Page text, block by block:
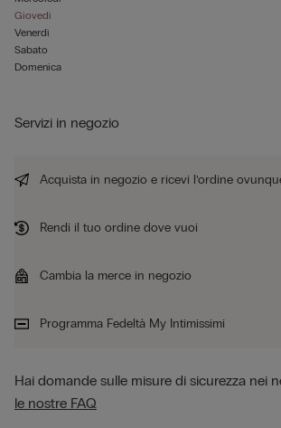
Giovedì
Venerdì
Sabato
Domenica
Servizi in negozio
Acquista in negozio e ricevi l’ordine
Rendi il tuo ordine dove vuoi
Cambia la merce in negozio
Programma Fedeltà My Intimissimi
Hai domande sulle misure di sicurezza nei
le nostre FAQ